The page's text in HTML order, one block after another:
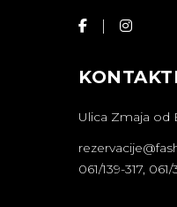
Ulica Zmaja od
061/139-317,